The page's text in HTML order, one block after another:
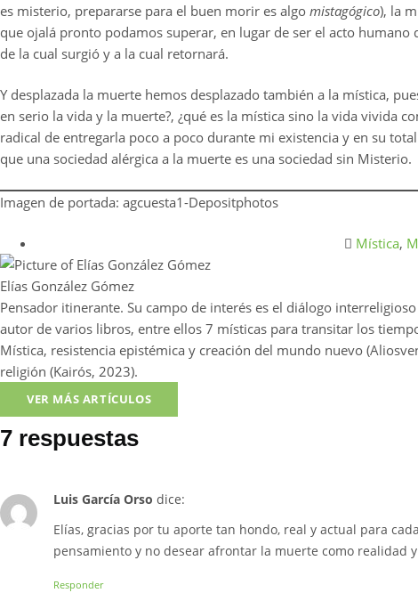
es misterio, prepararse para el buen morir es algo mistagógico), la
que ojalá pronto podamos superar, en lugar de ser el acto humano
de la cual surgió y a la cual retornará.
Y desplazada la muerte hemos desplazado también a la mística,
en serio la vida y la muerte?, ¿qué es la mística sino la vida vivida
radical de entregarla poco a poco durante mi existencia y en su
que una sociedad alérgica a la muerte es una sociedad sin Misterio.
Imagen de portada: agcuesta1-Depositphotos
Mística,
Elías González Gómez
Pensador itinerante. Su campo de interés es el diálogo
autor de varios libros, entre ellos 7 místicas para transitar los
Mística, resistencia epistémica y creación del mundo nuevo
religión (Kairós, 2023).
VER MÁS ARTÍCULOS
7 respuestas
Luis García Orso dice:
Elías, gracias por tu aporte tan hondo, real y actual para
pensamiento y no desear afrontar la muerte como realidad
Responder